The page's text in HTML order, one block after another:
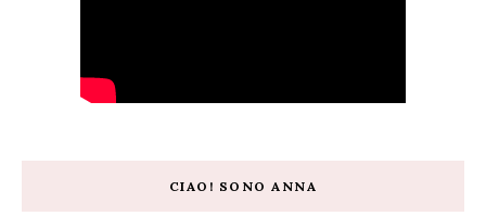
CIAO! SONO ANNA